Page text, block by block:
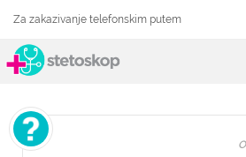
Za zakazivanje telefonskim putem